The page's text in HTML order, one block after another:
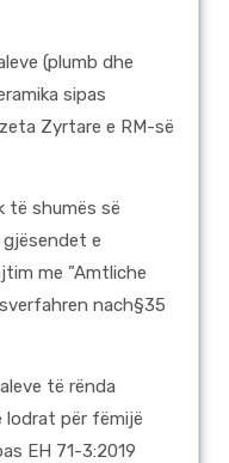
(plumb dhe
sipas
Zyrtare e RM-së
të shumës së
gjësendet e
me ”Amtliche
nach§35
të rënda
lodrat për fëmijë
ЕН 71-3:2019